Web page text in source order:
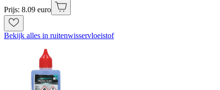
Prijs: 8.09 euro
Bekijk alles in ruitenwisservloeistof